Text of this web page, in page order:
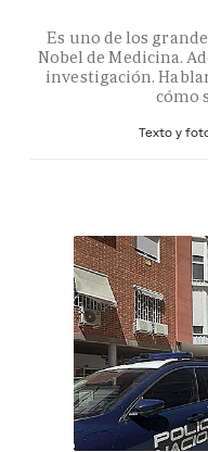
Es uno de los
Nobel de Medicina.
investigación.
cómo
Texto y